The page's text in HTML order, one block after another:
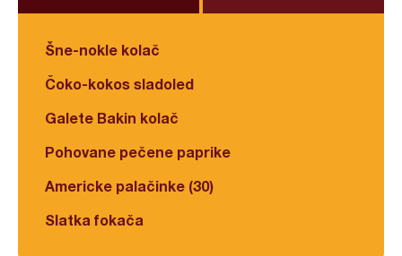
Šne-nokle kolač
Čoko-kokos sladoled
Galete Bakin kolač
Pohovane pečene paprike
Americke palačinke (30)
Slatka fokača